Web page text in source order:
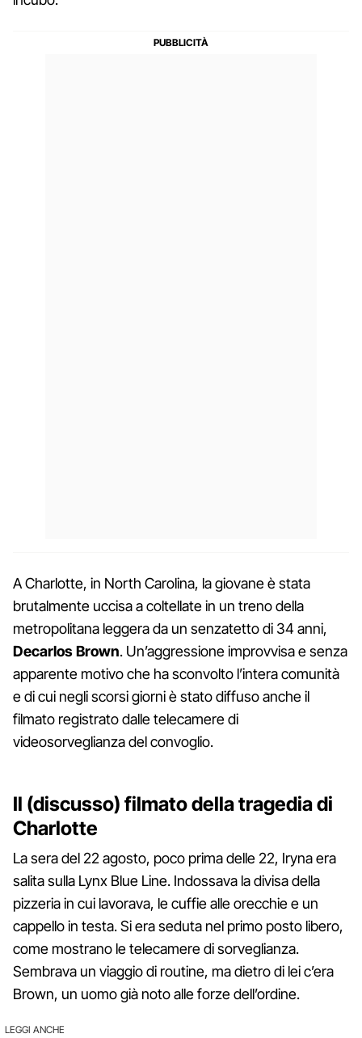
A Charlotte, in North Carolina, la giovane è stata
brutalmente uccisa a coltellate in un treno della
metropolitana leggera da un senzatetto di 34 anni,
Decarlos Brown. Un’aggressione improvvisa e senza
apparente motivo che ha sconvolto l’intera comunità
e di cui negli scorsi giorni è stato diffuso anche il
filmato registrato dalle telecamere di
videosorveglianza del convoglio.
Il (discusso) filmato della tragedia di
Charlotte
La sera del 22 agosto, poco prima delle 22, Iryna era
salita sulla Lynx Blue Line. Indossava la divisa della
pizzeria in cui lavorava, le cuffie alle orecchie e un
cappello in testa. Si era seduta nel primo posto libero,
come mostrano le telecamere di sorveglianza.
Sembrava un viaggio di routine, ma dietro di lei c’era
Brown, un uomo già noto alle forze dell’ordine.
LEGGI ANCHE